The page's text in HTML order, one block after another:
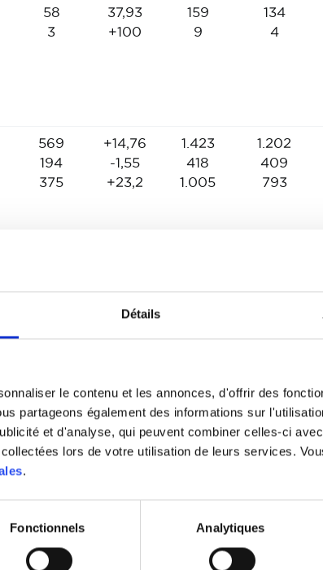
Détails
le contenu et les annonces, d'offrir des
partageons également des informations sur
et d'analyse, qui peuvent combiner celles-ci
lors de votre utilisation de leurs services.
.
Fonctionnels Analytiques
58
3
37,93
+100
159
9
134
4
569
194
375
+14,76
-1,55
+23,2
1.423
418
1.005
1.202
409
793
-7,67%
78 -70,51% 53 108
1.774 +7,55% 3.455 3.279
2023
des radiations dans les 30 jours
01/2021
CUMUL
01/2023
CUMUL
01/2022